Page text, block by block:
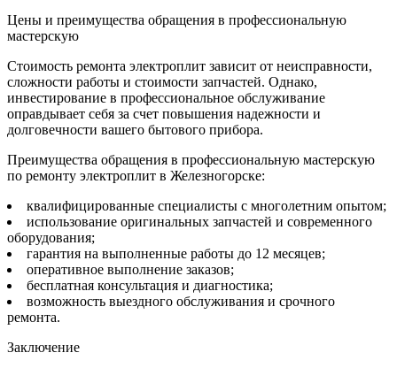
Цены и преимущества обращения в профессиональную
мастерскую
Стоимость ремонта электроплит зависит от неисправности,
сложности работы и стоимости запчастей. Однако,
инвестирование в профессиональное обслуживание
оправдывает себя за счет повышения надежности и
долговечности вашего бытового прибора.
Преимущества обращения в профессиональную мастерскую
по ремонту электроплит в Железногорске:
квалифицированные специалисты с многолетним опытом;
использование оригинальных запчастей и современного
оборудования;
гарантия на выполненные работы до 12 месяцев;
оперативное выполнение заказов;
бесплатная консультация и диагностика;
возможность выездного обслуживания и срочного
ремонта.
Заключение